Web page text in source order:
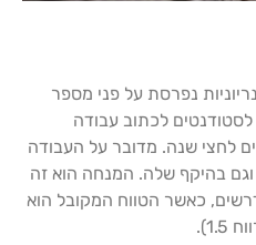
נפרסת על פני מספר
לכתוב עבודה
לחצי שנה. מדובר על העבודה
בהיקף שלה. המנחה הוא זה
כאשר הטווח המקובל הוא